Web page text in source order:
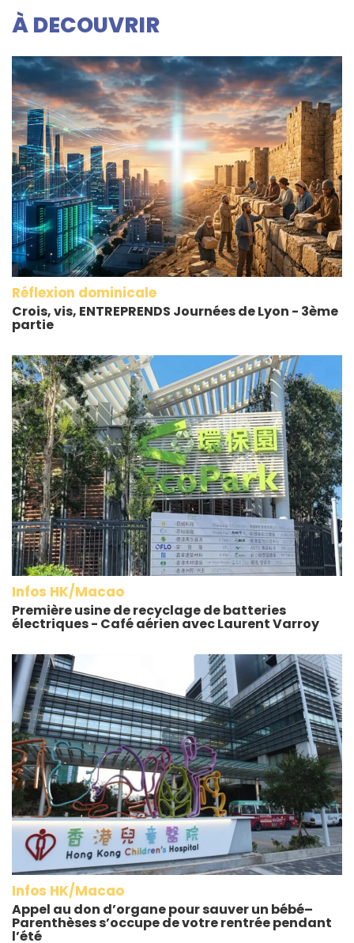
À DECOUVRIR
Réflexion dominicale
Crois, vis, ENTREPRENDS Journées de Lyon - 3ème
partie
Infos HK/Macao
Première usine de recyclage de batteries
électriques - Café aérien avec Laurent Varroy
Infos HK/Macao
Appel au don d’organe pour sauver un bébé–
Parenthèses s’occupe de votre rentrée pendant
l’été